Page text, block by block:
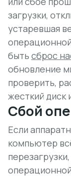
загрузки,
устаревшая
быть сброс
обновление
проверить,
жесткий диск
Сбой
Если
компьютер